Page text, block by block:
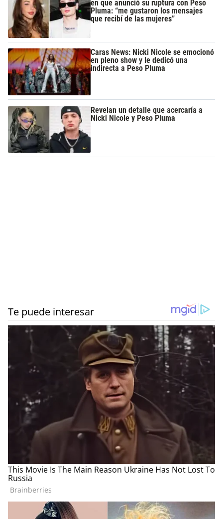
en que anunció su ruptura con Peso
Pluma: “me gustaron los mensajes
que recibí de las mujeres”
Caras News: Nicki Nicole se emocionó
en pleno show y le dedicó una
indirecta a Peso Pluma
Revelan un detalle que acercaría a
Nicki Nicole y Peso Pluma